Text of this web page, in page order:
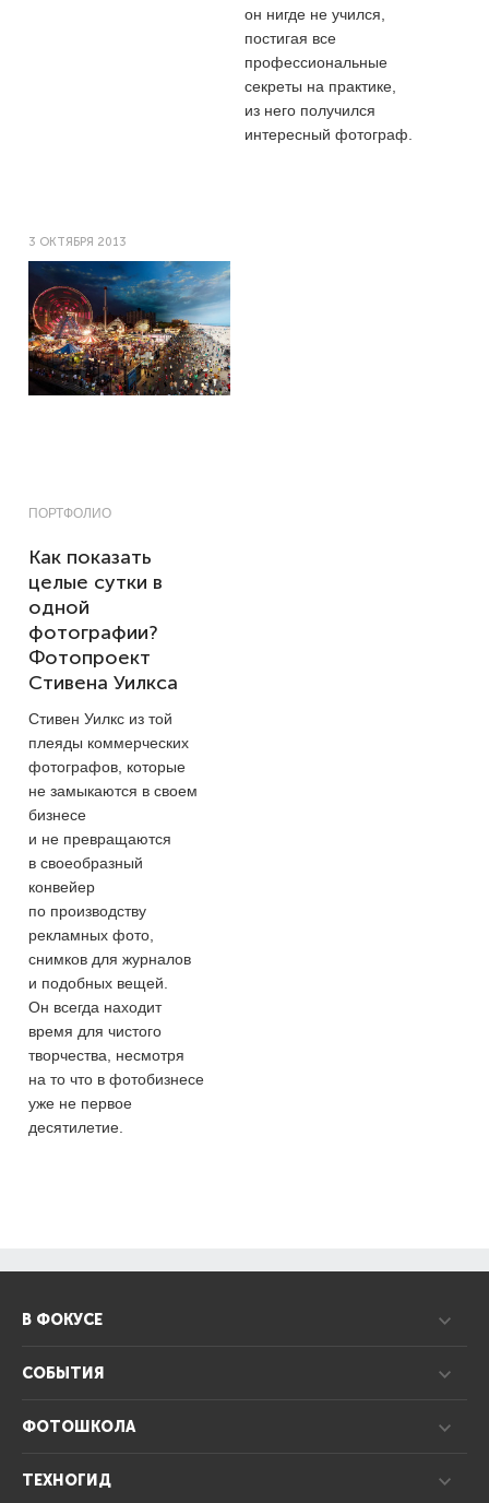
он нигде не учился,
постигая все
профессиональные
секреты на практике,
из него получился
интересный фотограф.
3 ОКТЯБРЯ 2013
ПОРТФОЛИО
Как показать
целые сутки в
одной
фотографии?
Фотопроект
Стивена Уилкса
Стивен Уилкс из той
плеяды коммерческих
фотографов, которые
не замыкаются в своем
бизнесе
и не превращаются
в своеобразный
конвейер
по производству
рекламных фото,
снимков для журналов
и подобных вещей.
Он всегда находит
время для чистого
творчества, несмотря
на то что в фотобизнесе
уже не первое
десятилетие.
В ФОКУСЕ
СОБЫТИЯ
ФОТОШКОЛА
ТЕХНОГИД